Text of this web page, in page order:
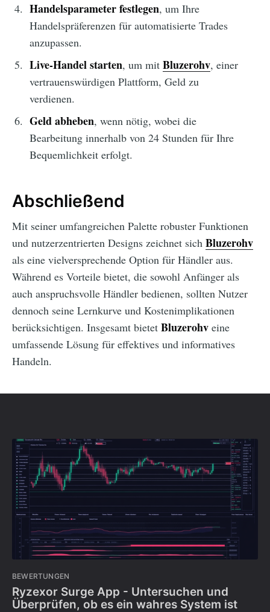
Handelsparameter festlegen, um Ihre
Handelspräferenzen für automatisierte Trades
anzupassen.
Live-Handel starten, um mit Bluzerohv, einer
vertrauenswürdigen Plattform, Geld zu
verdienen.
Geld abheben, wenn nötig, wobei die
Bearbeitung innerhalb von 24 Stunden für Ihre
Bequemlichkeit erfolgt.
Abschließend
Mit seiner umfangreichen Palette robuster Funktionen
und nutzerzentrierten Designs zeichnet sich Bluzerohv
als eine vielversprechende Option für Händler aus.
Während es Vorteile bietet, die sowohl Anfänger als
auch anspruchsvolle Händler bedienen, sollten Nutzer
dennoch seine Lernkurve und Kostenimplikationen
berücksichtigen. Insgesamt bietet Bluzerohv eine
umfassende Lösung für effektives und informatives
Handeln.
BEWERTUNGEN
Ryzexor Surge App - Untersuchen und
Überprüfen, ob es ein wahres System ist